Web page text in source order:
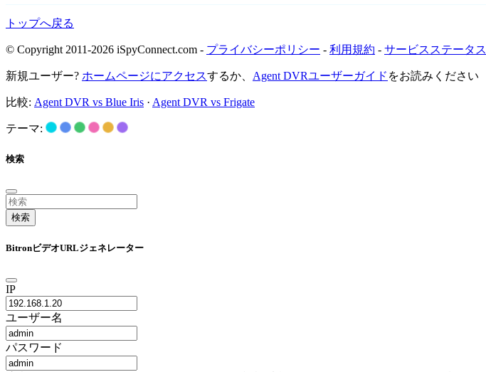
トップへ戻る
© Copyright 2011-2026 iSpyConnect.com - プライバシーポリシー - 利用規約 - サービスステータス
新規ユーザー? ホームページにアクセスするか、 Agent DVRユーザーガイド をお読みください
比較: Agent DVR vs Blue Iris · Agent DVR vs Frigate
テーマ:
検索
検索
BitronビデオURLジェネレーター
IP
ユーザー名
パスワード